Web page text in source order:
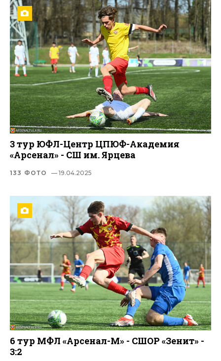
3 тур ЮФЛ-Центр ЦПЮФ-Академия
«Арсенал» - СШ им. Ярцева
133 ФОТО — 19.04.2025
6 тур МФЛ «Арсенал-М» - СШОР «Зенит» -
3:2